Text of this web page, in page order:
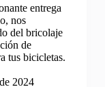
entrega
nos
del bricolaje
de
tus bicicletas.
2024